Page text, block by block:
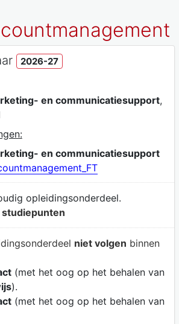
2026-27
en communicatiesupport,
en communicatiesupport
opleidingsonderdeel.
studiepunten
niet volgen binnen
(met het oog op het behalen van
).
(met het oog op het behalen van